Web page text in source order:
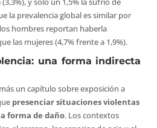
la prevalencia global es similar por
hombres reportan haberla
las mujeres (4,7% frente a 1,9%).
una forma indirecta
un capítulo sobre exposición a
presenciar situaciones violentas
forma de daño. Los contextos